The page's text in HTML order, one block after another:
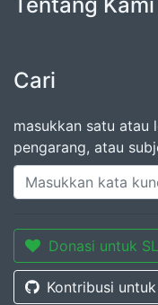
Cari
masukkan satu atau
pengarang, atau
Donasi untuk
Kontribusi